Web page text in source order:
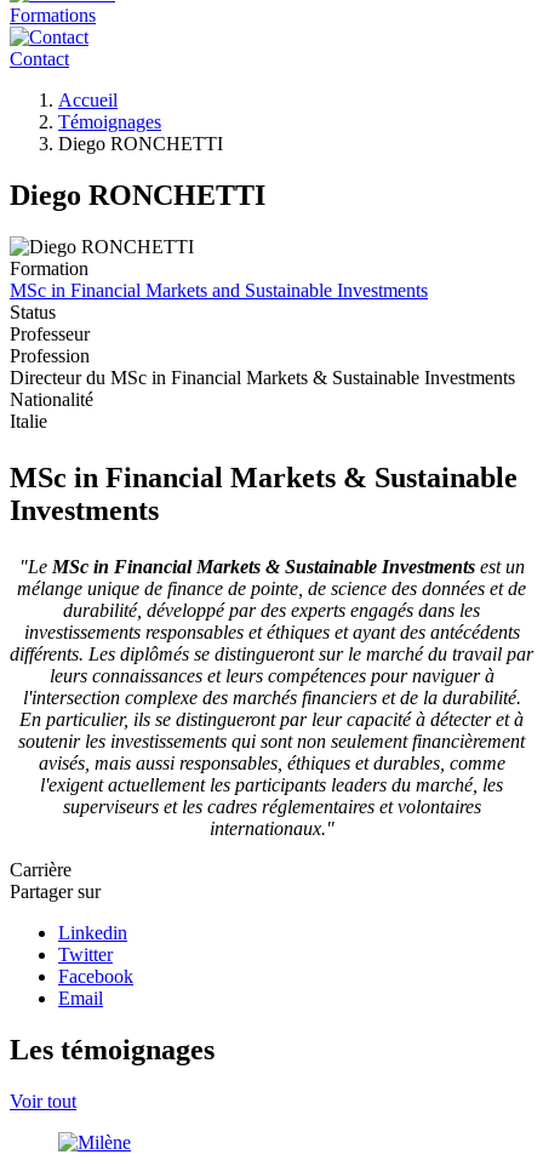
Formations
Contact
d'Ariane
Accueil
Témoignages
Diego RONCHETTI
Diego RONCHETTI
Formation
MSc in Financial Markets and Sustainable Investments
Status
Professeur
Profession
Directeur du MSc in Financial Markets & Sustainable Investments
Nationalité
Italie
MSc in Financial Markets & Sustainable
Investments
"Le MSc in Financial Markets & Sustainable Investmentsest un
mélange unique de finance de pointe, de science des données et de
durabilité, développé par des experts engagés dans les
investissements responsables et éthiques et ayant des antécédents
différents. Les diplômés se distingueront sur le marché du travail par
leurs connaissances et leurs compétences pour naviguer à
l'intersection complexe des marchés financiers et de la durabilité.
En particulier, ils se distingueront par leur capacité à détecter et à
soutenir les investissements qui sont non seulement financièrement
avisés, mais aussi responsables, éthiques et durables, comme
l'exigent actuellement les participants leaders du marché, les
superviseurs et les cadres réglementaires et volontaires
internationaux."
Carrière
Partager sur
Linkedin
Twitter
Facebook
Email
Les témoignages
Voir tout